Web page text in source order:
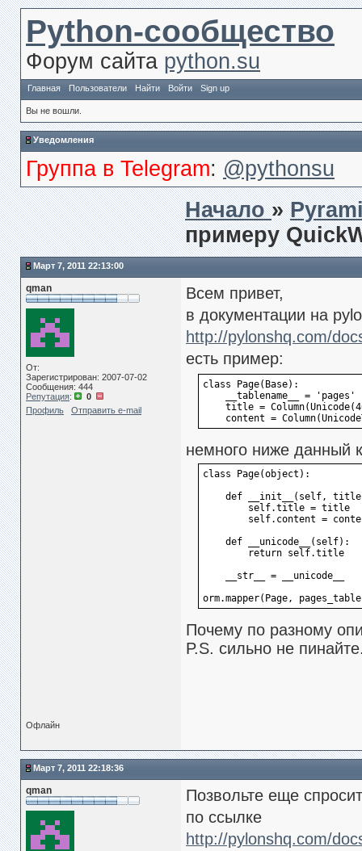
Python-сообщество
Форум сайта python.su
Главная Пользователи Найти Войти Sign up
Вы не вошли.
Уведомления
Группа в Telegram: @pythonsu
Начало»
примеру
Март 7, 2011 22:13:00
qman
От:
Зарегистрирован: 2007-07-02
Сообщения: 444
Репутация:
0
Профиль
Отправить e-mail
Всем привет,
в документации на
http://pylonshq.com/
есть пример:
class Page(Base):
    __tablename__ = 'pages'
title =
content =
немного ниже данный
class Page(object):
def __init__(self,
        self.title = title
self.content =
    def __unicode__(self):
        return self.title
    __str__ = __unicode__
orm.mapper(Page,
Почему по разному
P.S. сильно не
Офлайн
Март 7, 2011 22:18:36
qman
Позвольте еще
по ссылке
http://pylonshq.com/